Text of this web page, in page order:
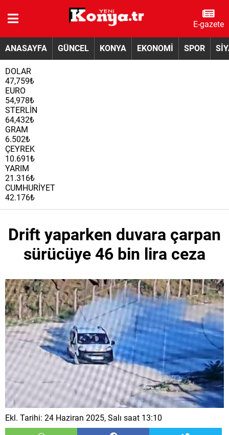
E-gazete
ANASAYFA GÜNCEL KONYA EKONOMİ SPOR
DOLAR
47,759₺
EURO
54,978₺
STERLİN
64,432₺
GRAM
6.502₺
ÇEYREK
10.691₺
YARIM
21.316₺
CUMHURİYET
42.176₺
Drift yaparken duvara çarpan
sürücüye 46 bin lira ceza
Ekl. Tarihi: 24 Haziran 2025, Salı saat 13:10